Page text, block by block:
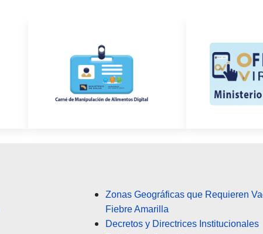
Zonas Geográficas que Requieren
Fiebre Amarilla
Decretos y Directrices Institucionales